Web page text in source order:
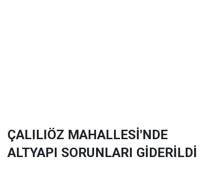
ÇALILIÖZ MAHALLESİ'NDE
ALTYAPI SORUNLARI GİDERİLDİ